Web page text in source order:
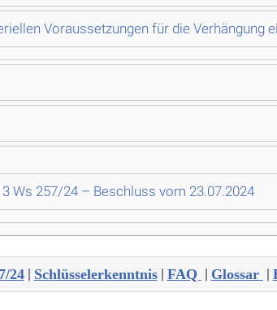
Voraussetzungen für die Verhängung
Ws 257/24 – Beschluss vom 23.07.2024
24| Schlüsselerkenntnis| FAQ | Glossar |